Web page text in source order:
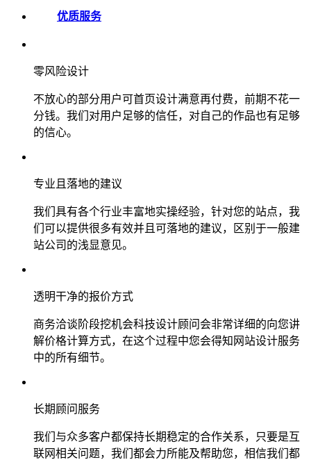
优质服务
零风险设计
不放心的部分用户可首页设计满意再付费，前期不花一
分钱。我们对用户足够的信任，对自己的作品也有足够
的信心。
专业且落地的建议
我们具有各个行业丰富地实操经验，针对您的站点，我
们可以提供很多有效并且可落地的建议，区别于一般建
站公司的浅显意见。
透明干净的报价方式
商务洽谈阶段挖机会科技设计顾问会非常详细的向您讲
解价格计算方式，在这个过程中您会得知网站设计服务
中的所有细节。
长期顾问服务
我们与众多客户都保持长期稳定的合作关系，只要是互
联网相关问题，我们都会力所能及帮助您，相信我们都